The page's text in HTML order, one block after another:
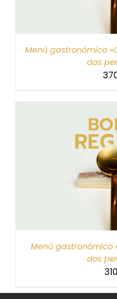
Menú gastronómico
dos
Menú gastronómico
dos
310